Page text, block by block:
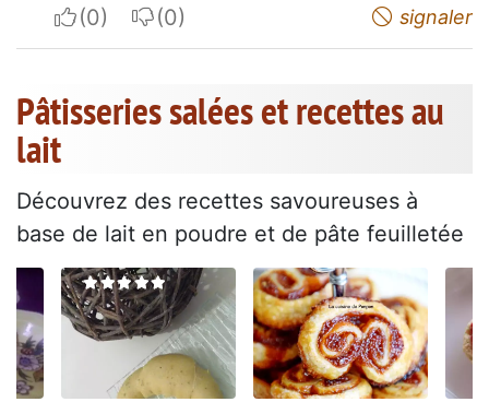
I apreciateI do not appreciate signaler
Pâtisseries salées et recettes au
lait
Découvrez des recettes savoureuses à
base de lait en poudre et de pâte feuilletée